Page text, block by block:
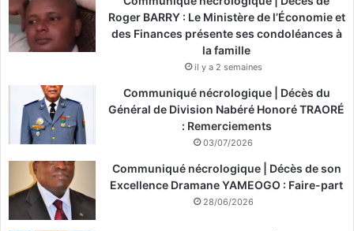
Roger BARRY : Le Ministère de l’Économie et
des Finances présente ses condoléances à
la famille
il y a 2 semaines
Communiqué nécrologique | Décès du
Général de Division Nabéré Honoré TRAORÉ
: Remerciements
03/07/2026
Communiqué nécrologique | Décès de son
Excellence Dramane YAMEOGO : Faire-part
28/06/2026